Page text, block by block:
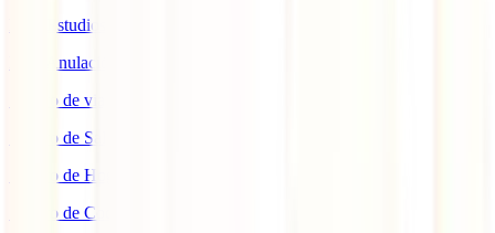
IATI Estudios
IATI Anulación Premium
Seguro de viaje COVID
Seguro de Salud
Seguro de Hogar
Seguro de Coche